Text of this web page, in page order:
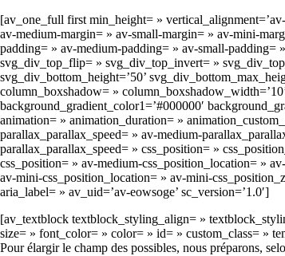
[av_one_full first min_height= »
av-medium-margin= » av-small-margin= » av-mini-
padding= » av-medium-padding= » av-small-padding=
svg_div_top_flip= » svg_div_top_invert= »
svg_div_bottom_height=’50’
column_boxshadow= »
background_gradient_color1=’#000000′
animation= » animation_duration= »
parallax_parallax_speed= » av-medium-
parallax_parallax_speed= » css_position= »
css_position= » av-medium-css_position_location= »
av-mini-css_position_location= » av-mini-
aria_label= » av_uid=’av-eowsoge’ sc_version=’1.0′]
[av_textblock textblock_styling_align= »
size= » font_color= » color= » id= » custom_class= »
Pour élargir le champ des possibles, nous préparons,